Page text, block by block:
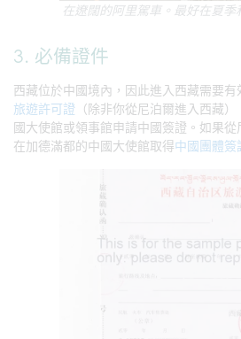
在遼闊的阿里駕車。最好在夏季
3. 必備證件
西藏位於中國境內，因此進入西藏需要有
旅遊許可證 （除非你從尼泊爾進入西藏
國大使館或領事館申請中國簽證。如果
在加德滿都的中國大使館取得中國團體簽